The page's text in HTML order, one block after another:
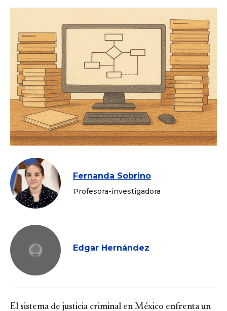
Fernanda Sobrino
Profesora-investigadora
Edgar Hernández
El sistema de justicia criminal en México enfrenta un